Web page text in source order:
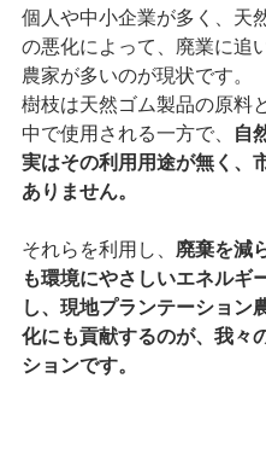
個人や中小企業が多く、天
の悪化によって、廃業に追
農家が多いのが現状です。
樹枝は天然ゴム製品の原料
中で使用される一方で、
自
実はその利用用途が無く、
ありません。
それらを利用し、 廃棄を減
も環境にやさしいエネルギ
し、現地プランテーション
化にも貢献するのが、我々
ションです。